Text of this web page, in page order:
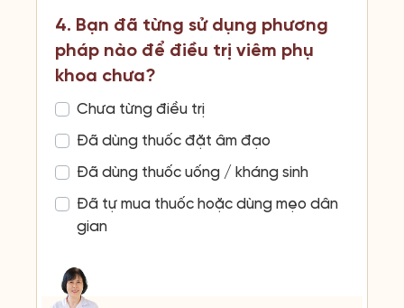
4. Bạn đã từng sử dụng phương
pháp nào để điều trị viêm phụ
khoa chưa?
Chưa từng điều trị
Đã dùng thuốc đặt âm đạo
Đã dùng thuốc uống / kháng sinh
Đã tự mua thuốc hoặc dùng mẹo dân
gian